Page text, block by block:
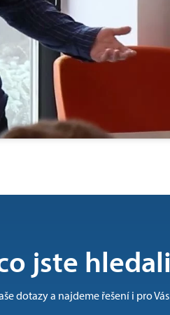
jste
dotazy a najdeme řešení i pro